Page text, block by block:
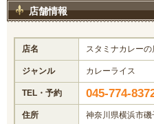
店舗情報
店名 スタミナカレー
ジャンル カレーライス
TEL・予約 045-774-
住所 神奈川県横浜市